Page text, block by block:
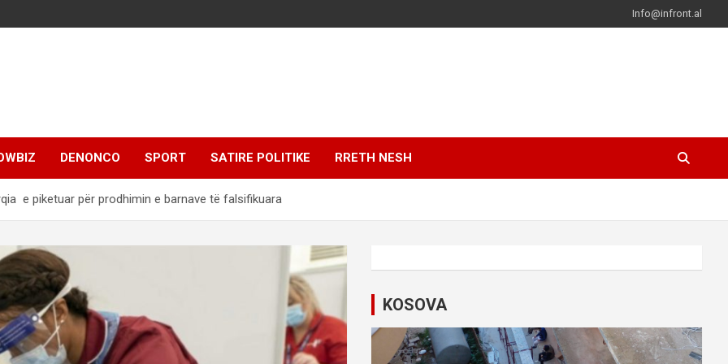
Info@infront.al
DENONCO SPORT SATIRE POLITIKE RRETH NESH
e piketuar për prodhimin e barnave të falsifikuara
KOSOVA